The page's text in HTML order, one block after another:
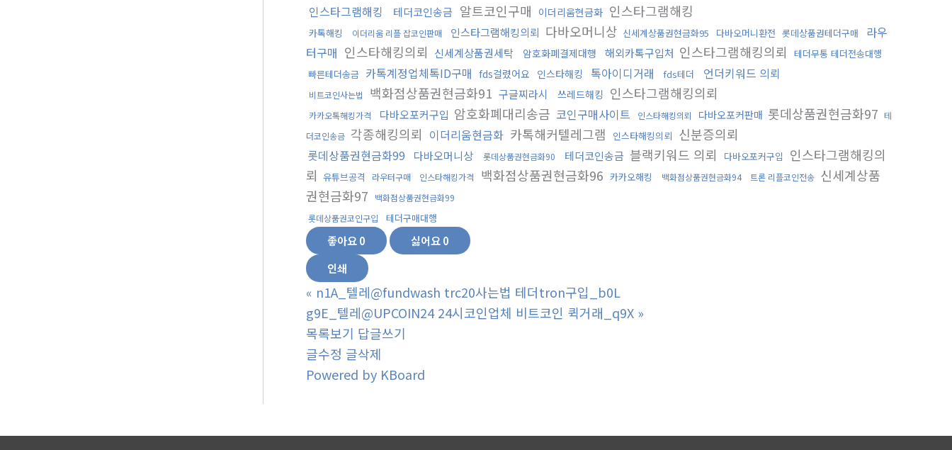
인스타그램해킹 테더코인송금 알트코인구매 이더리움현금화 인스타그램해킹
카톡해킹 이더리움 리플 잡코인판매 인스타그램해킹의뢰 다바오머니상 신세계상품권현금화95 다바오머니환전 롯데상품권테더구매
라우
터구매 인스타해킹의뢰 신세계상품권세탁 암호화폐결제대행 해외카톡구입처 인스타그램해킹의뢰
테더무통 테더전송대행
빠른테더송금 카톡계정업체톡ID구매 fds걸렸어요 인스타해킹 톡아이디거래 fds테더 언더키워드 의뢰
비트코인사는법 백화점상품권현금화91 구글찌라시 쓰레드해킹 인스타그램해킹의뢰
카카오톡해킹가격 다바오포커구입 암호화폐대리송금 코인구매사이트 인스타해킹의뢰 다바오포커판매 롯데상품권현금화97 테
더코인송금 각종해킹의뢰 이더리움현금화 카톡해커텔레그램 인스타해킹의뢰 신분증의뢰
롯데상품권현금화99 다바오머니상 롯데상품권현금화90 테더코인송금 블랙키워드 의뢰 다바오포커구입
인스타그램해킹의
뢰 유튜브공격 라우터구매 인스타해킹가격 백화점상품권현금화96 카카오해킹 백화점상품권현금화94 트론 리플코인전송 신세계상품
권현금화97
백화점상품권현금화99
롯데상품권코인구입
테더구매대행
좋아요0 싫어요0
인쇄
« n1A_텔레@fundwash trc20사는법 테더tron구입_b0L
g9E_텔레@UPCOIN24 24시코인업체 비트코인 퀵거래_q9X »
목록보기 답글쓰기
글수정 글삭제
Powered by KBoard